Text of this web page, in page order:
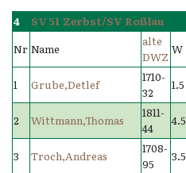
4
SV 51 Zerbst/SV Roßlau
Nr Name
alte
DWZ
W
1 Grube,Detlef
1710-
32
1.5
2 Wittmann,Thomas
1811-
44
4.5
3 Troch,Andreas
1708-
95
3.5